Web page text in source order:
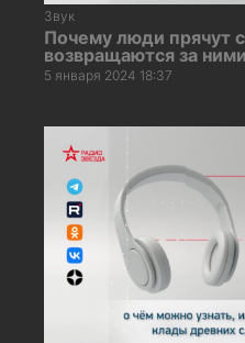
Звук
Почему люди прячут
возвращаются за
5 января 2024 18:37